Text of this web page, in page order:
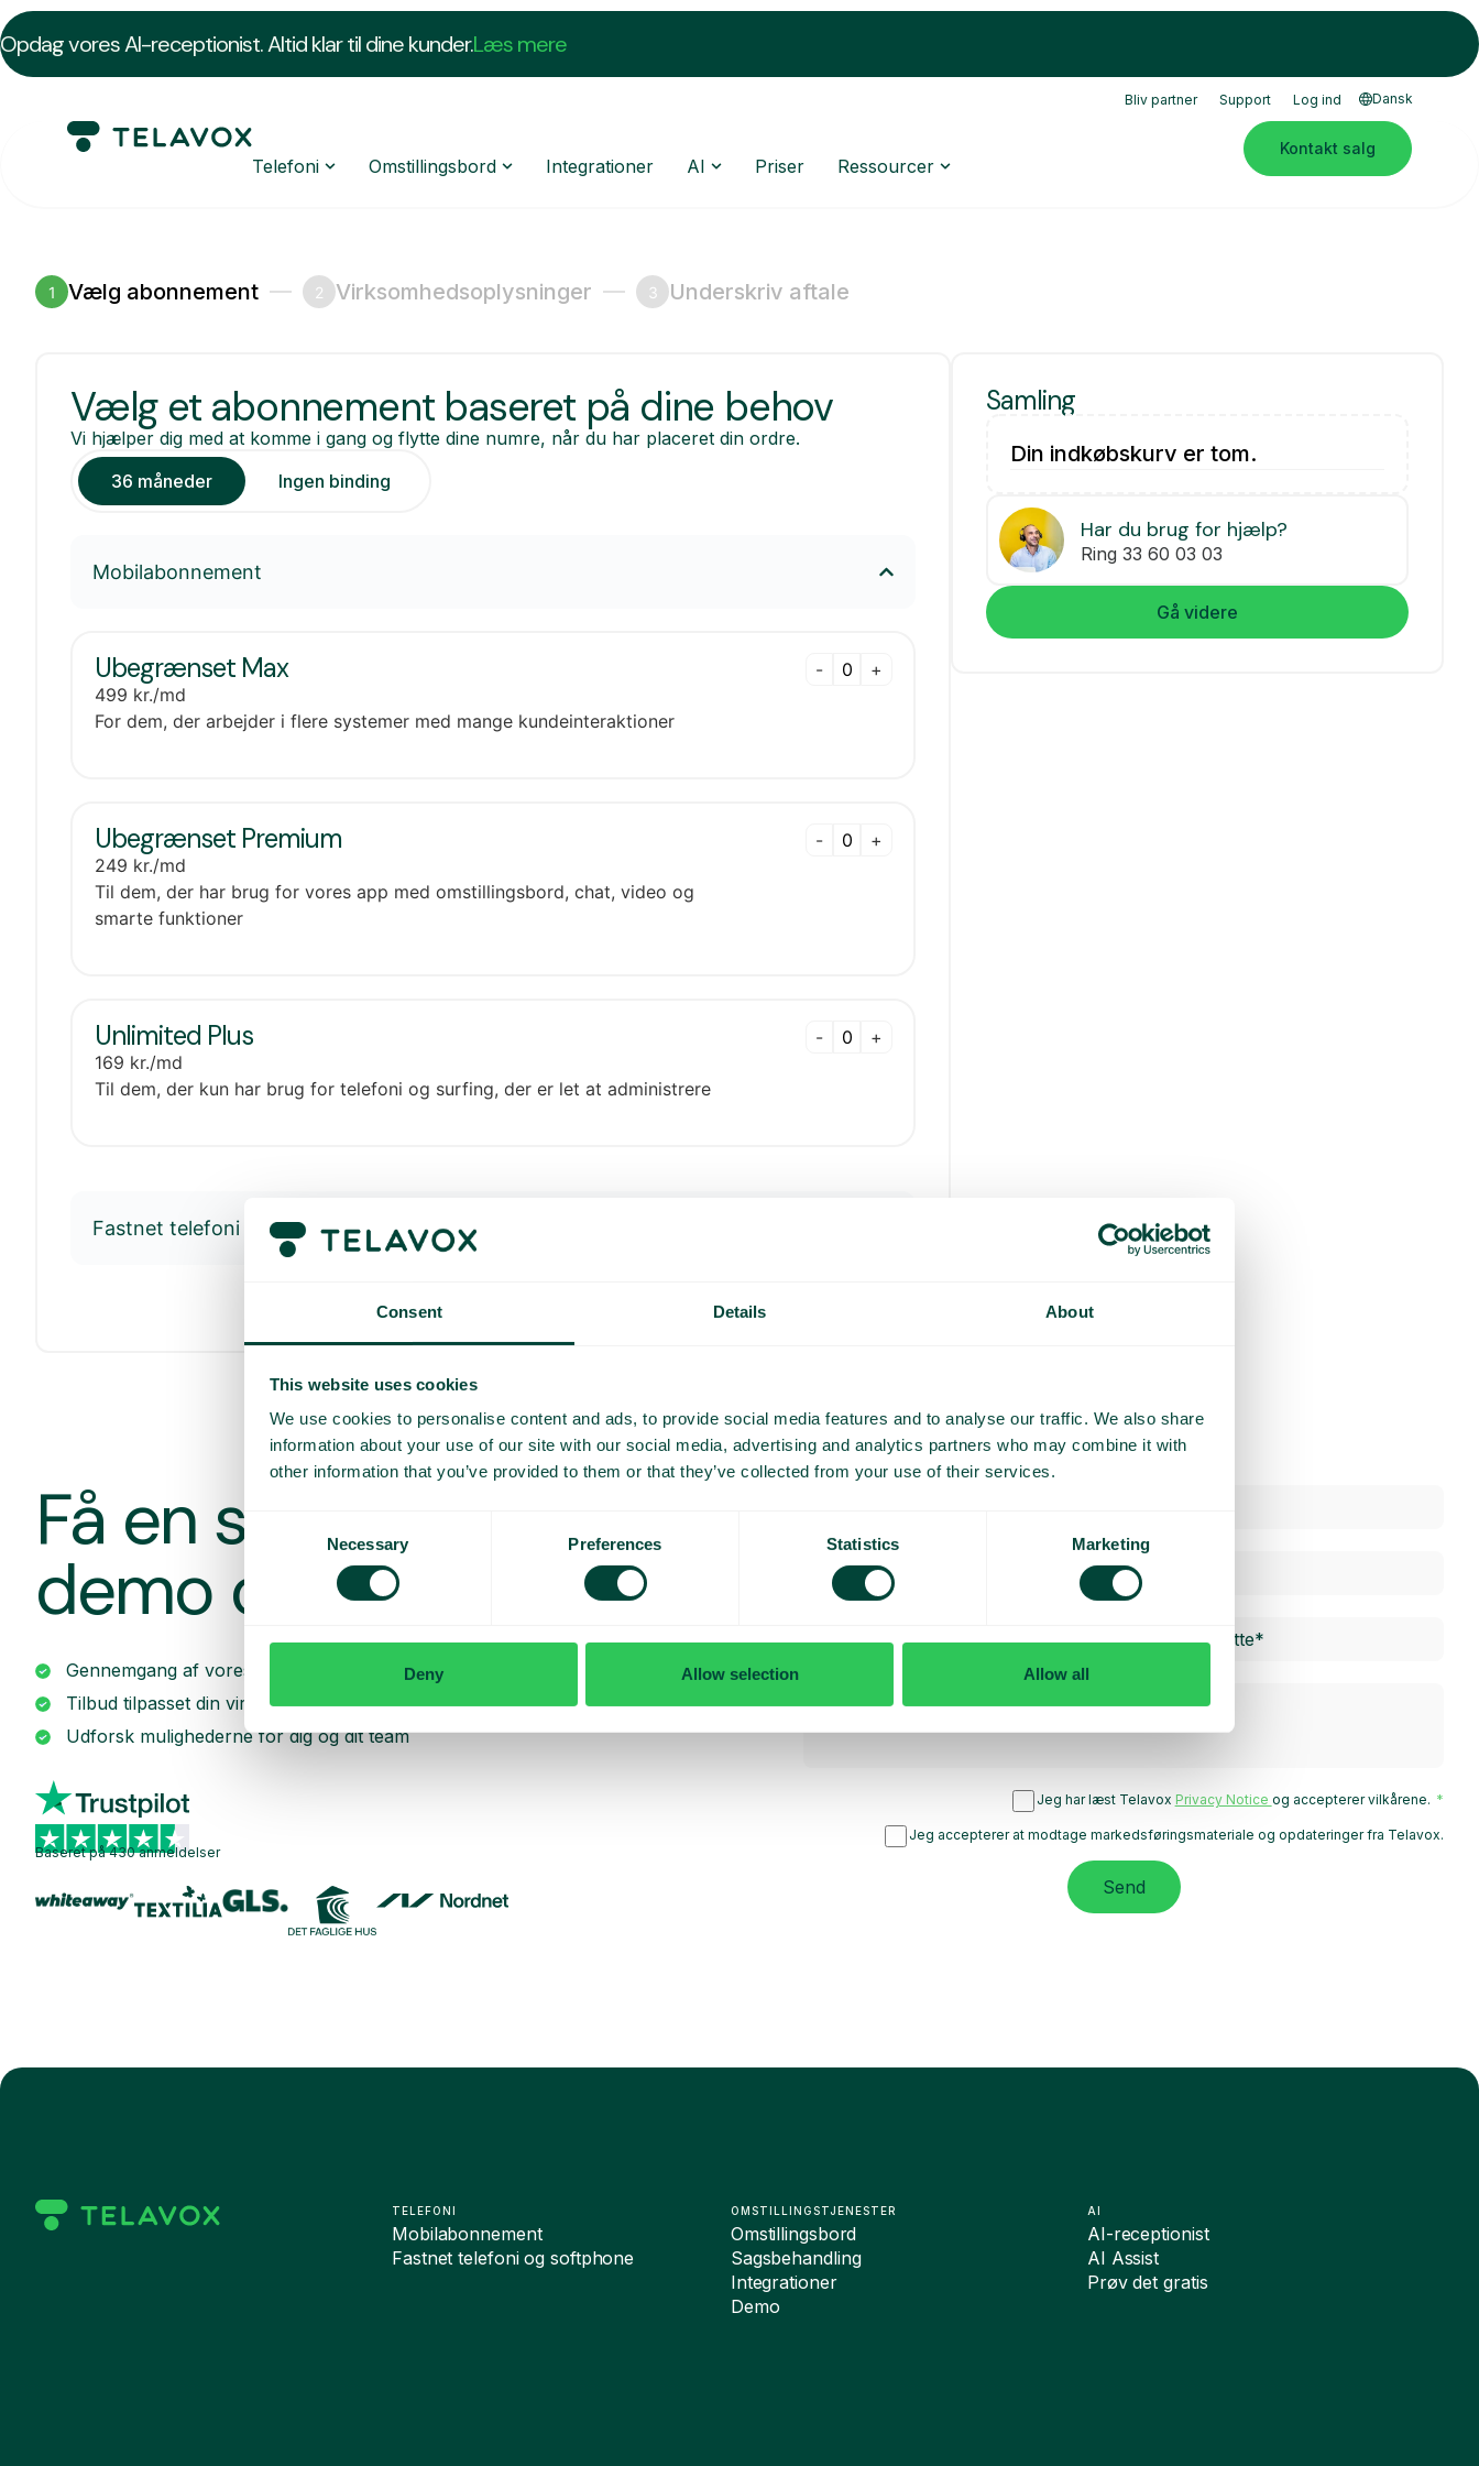
Consent Details About
This website uses cookies
We use cookies to personalise content and ads, to provide social media features and to analyse our traffic. We also share
information about your use of our site with our social media, advertising and analytics partners who may combine it with
other information that you’ve provided to them or that they’ve collected from your use of their services.
Consent
Necessary Preferences Statistics Marketing
Deny Allow selection Allow all
Opdag vores AI-receptionist. Altid klar til dine kunder.Læs mere
Bliv partner Support Log ind Dansk
Telefoni Omstillingsbord Integrationer AI Priser Ressourcer
Kontakt salg
1 Vælg abonnement 2 Virksomhedsoplysninger 3 Underskriv aftale
Vælg et abonnement baseret på dine behov
Vi hjælper dig med at komme i gang og flytte dine numre, når du har placeret din ordre.
36 måneder
Ingen binding
Mobilabonnement
Ubegrænset Max
499 kr./md
For dem, der arbejder i flere systemer med mange kundeinteraktioner
- +
Ubegrænset Premium
249 kr./md
Til dem, der har brug for vores app med omstillingsbord, chat, video og
smarte funktioner
- +
Unlimited Plus
169 kr./md
Til dem, der kun har brug for telefoni og surfing, der er let at administrere
- +
Fastnet telefoni og softphone
Samling
Din indkøbskurv er tom.
Har du brug for hjælp?
Ring 33 60 03 03
Gå videre
Få en skræddersyet
demo og et tilbud
Gennemgang af vores tjenester
Tilbud tilpasset din virksomhed
Udforsk mulighederne for dig og dit team
Baseret på 430 anmeldelser
Jeg har læst Telavox Privacy Notice og accepterer vilkårene.
Jeg accepterer at modtage markedsføringsmateriale og opdateringer fra Telavox.
Send
TELEFONI
Mobilabonnement
Fastnet telefoni og softphone
OMSTILLINGSTJENESTER
Omstillingsbord
Sagsbehandling
Integrationer
Demo
AI
AI-receptionist
AI Assist
Prøv det gratis